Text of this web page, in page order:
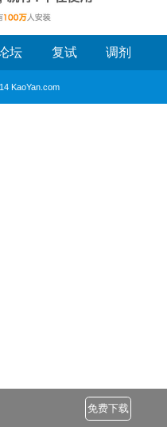
坛 复试 调剂
KaoYan.com
免费下载